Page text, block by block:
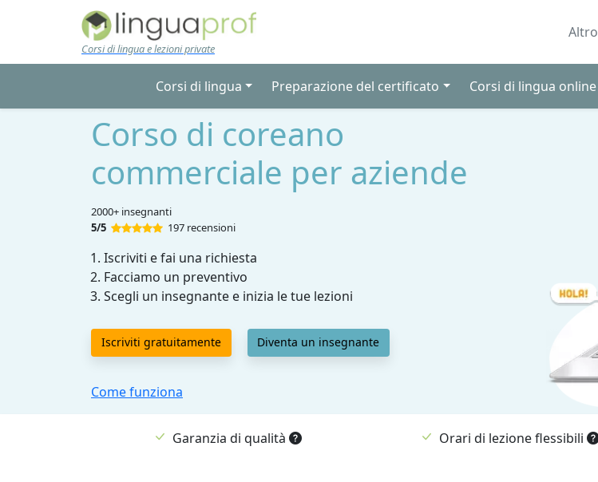
Skip to main content
Corsi di lingua e lezioni private
Altro
Corsi di lingua Preparazione del certificato Corsi di lingua online
Corso di coreano
commerciale per aziende
2000+ insegnanti
5/5
197 recensioni
Iscriviti e fai una richiesta
Facciamo un preventivo
Scegli un insegnante e inizia le tue lezioni
Iscriviti gratuitamente Diventa un insegnante
Come funziona
Garanzia di qualità Orari di lezione flessibili